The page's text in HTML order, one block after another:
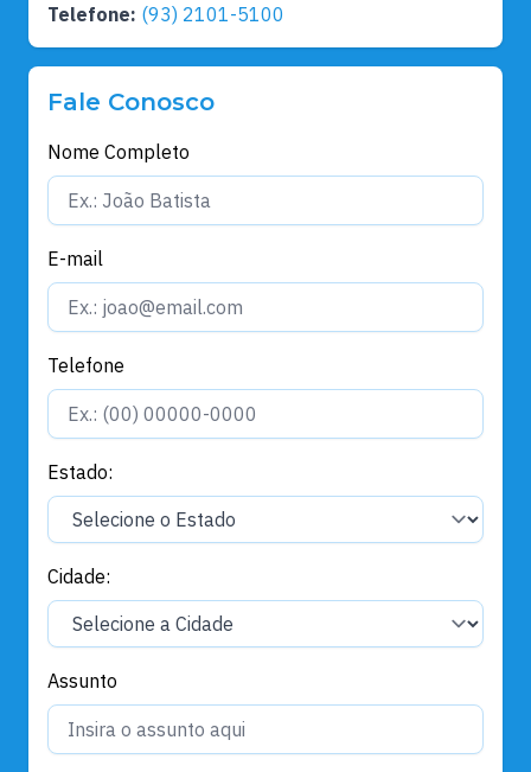
Telefone: (93) 2101-5100
Fale Conosco
Nome Completo
E-mail
Telefone
Estado:
Cidade:
Assunto